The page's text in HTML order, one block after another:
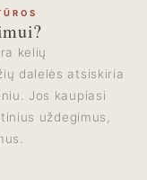
kelių
dalelės atsiskiria
Jos kaupiasi
uždegimus,